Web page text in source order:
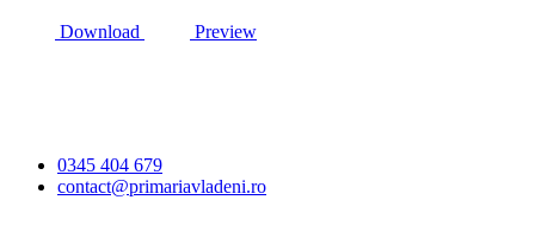
Download Preview
0345 404 679
contact@primariavladeni.ro